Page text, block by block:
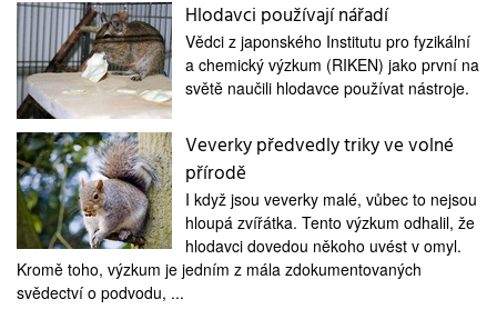
tajemství
firmy
zdraví
Hlodavci používají nářadí
Vědci z japonského Institutu pro fyzikální
a chemický výzkum (RIKEN) jako první na
světě naučili hlodavce používat nástroje.
Veverky předvedly triky ve volné
přírodě
I když jsou veverky malé, vůbec to nejsou
hloupá zvířátka. Tento výzkum odhalil, že
hlodavci dovedou někoho uvést v omyl.
Kromě toho, výzkum je jedním z mála zdokumentovaných
svědectví o podvodu, ...